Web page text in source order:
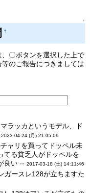
↑
†
〇ボタンを選択した上で
のご報告につきましては
ラッカというモデル、ド
2023-04-24 (月) 21:05:09
ャリを買ってドッペル未
てる貧乏人がドッペルを
良い --2017-03-18 (土) 14:11:46
ガースレ128が立ちますた